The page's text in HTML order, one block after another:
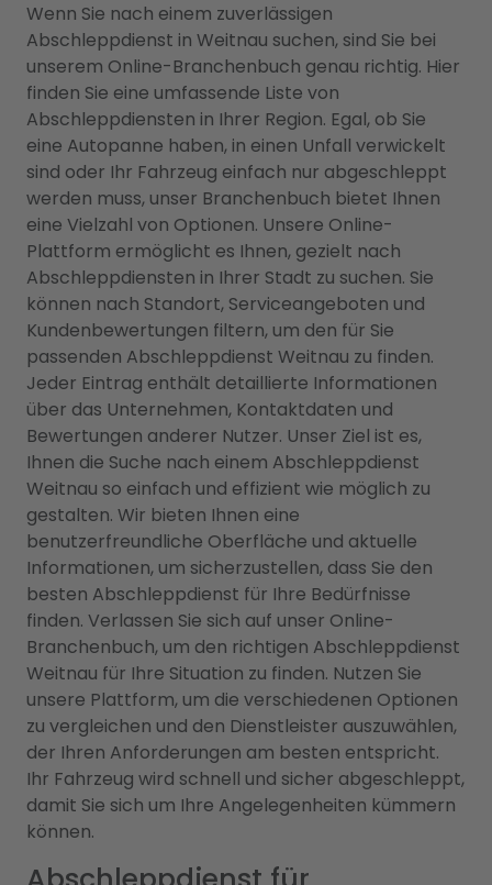
Wenn Sie nach einem zuverlässigen
Abschleppdienst in Weitnau suchen, sind Sie bei
unserem Online-Branchenbuch genau richtig. Hier
finden Sie eine umfassende Liste von
Abschleppdiensten in Ihrer Region. Egal, ob Sie
eine Autopanne haben, in einen Unfall verwickelt
sind oder Ihr Fahrzeug einfach nur abgeschleppt
werden muss, unser Branchenbuch bietet Ihnen
eine Vielzahl von Optionen. Unsere Online-
Plattform ermöglicht es Ihnen, gezielt nach
Abschleppdiensten in Ihrer Stadt zu suchen. Sie
können nach Standort, Serviceangeboten und
Kundenbewertungen filtern, um den für Sie
passenden Abschleppdienst Weitnau zu finden.
Jeder Eintrag enthält detaillierte Informationen
über das Unternehmen, Kontaktdaten und
Bewertungen anderer Nutzer. Unser Ziel ist es,
Ihnen die Suche nach einem Abschleppdienst
Weitnau so einfach und effizient wie möglich zu
gestalten. Wir bieten Ihnen eine
benutzerfreundliche Oberfläche und aktuelle
Informationen, um sicherzustellen, dass Sie den
besten Abschleppdienst für Ihre Bedürfnisse
finden. Verlassen Sie sich auf unser Online-
Branchenbuch, um den richtigen Abschleppdienst
Weitnau für Ihre Situation zu finden. Nutzen Sie
unsere Plattform, um die verschiedenen Optionen
zu vergleichen und den Dienstleister auszuwählen,
der Ihren Anforderungen am besten entspricht.
Ihr Fahrzeug wird schnell und sicher abgeschleppt,
damit Sie sich um Ihre Angelegenheiten kümmern
können.